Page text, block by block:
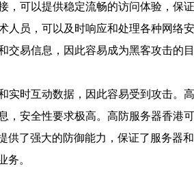
可以提供稳定流畅的访问体验，保
员，可以及时响应和处理各种网络
交易信息，因此容易成为黑客攻击
时互动数据，因此容易受到攻击。
安全性要求极高。高防服务器香港
了强大的防御能力，保证了服务
务。